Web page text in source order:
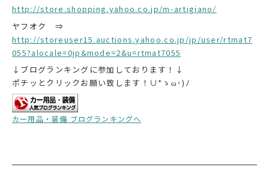
http://store.shopping.yahoo.co.jp/m-artigiano/
ヤフオク ⇒
http://storeuser15.auctions.yahoo.co.jp/jp/user/rtmat7
055?alocale=0jp&mode=2&u=rtmat7055
↓ブログランキングに参加しております！↓
ポチッとクリックお願い致します！∪*ゝω･)ﾉ
カー用品・装備 ブログランキングへ